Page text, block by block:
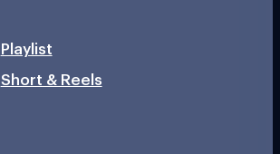
Playlist
Short & Reels